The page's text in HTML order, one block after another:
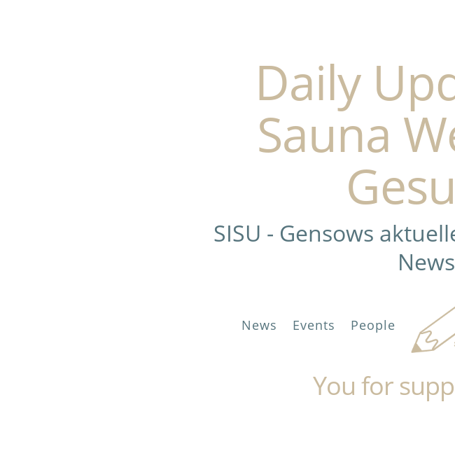
Daily
Sauna
SISU - Gensows
News Events People
You for